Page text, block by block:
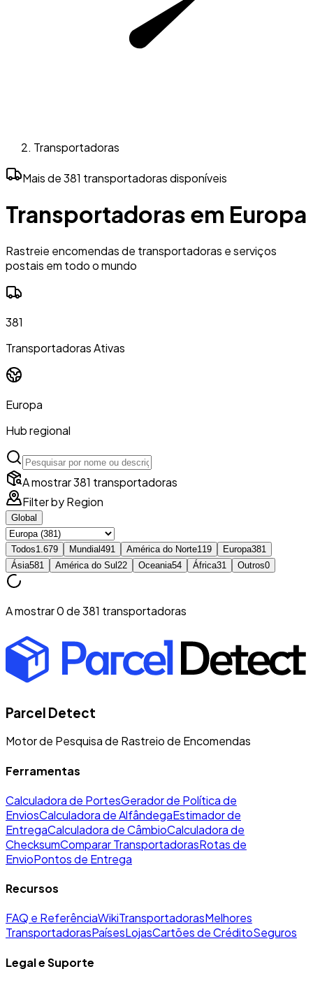
Transportadoras
Mais de 381 transportadoras disponíveis
Transportadoras em Europa
Rastreie encomendas de transportadoras e serviços
postais em todo o mundo
381
Transportadoras Ativas
Europa
Hub regional
A mostrar 381 transportadoras
Filter by Region
Global
Todos1.679 Mundial 491 América do Norte119 Europa381
Ásia581 América do Sul 22 Oceania54 África31 Outros0
A mostrar 0 de 381 transportadoras
Parcel Detect
Motor de Pesquisa de Rastreio de Encomendas
Ferramentas
Calculadora de PortesGerador de Política de
EnviosCalculadora de AlfândegaEstimador de
EntregaCalculadora de CâmbioCalculadora de
ChecksumComparar TransportadorasRotas de
EnvioPontos de Entrega
Recursos
FAQ e ReferênciaWikiTransportadorasMelhores
TransportadorasPaísesLojasCartões de CréditoSeguros
Legal e Suporte